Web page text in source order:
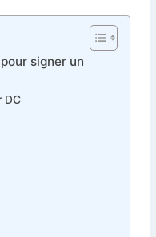
signer un
DC